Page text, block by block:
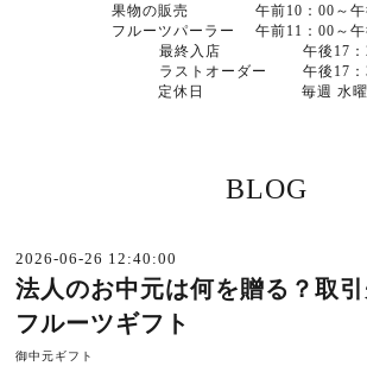
果物の販売 午前10：00～午
フルーツパーラー 午前11：00～午
最終入店 午後17：
ラストオーダー 午後17：
定休日 毎週 水曜
BLOG
2026-06-26 12:40:00
法人のお中元は何を贈る？取
フルーツギフト
御中元ギフト